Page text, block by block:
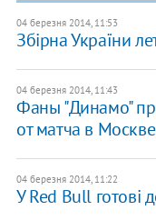
04 березня 2014, 11:53
Збірна України
04 березня 2014, 11:43
Фаны "Динамо"
от матча в Москве
04 березня 2014, 11:22
У Red Bull готові